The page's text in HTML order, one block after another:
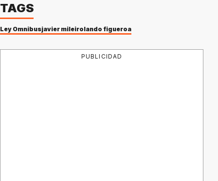
TAGS
Ley Ómnibusjavier mileirolando figueroa
PUBLICIDAD